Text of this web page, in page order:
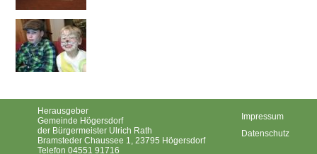
Herausgeber
Gemeinde Högersdorf
der Bürgermeister Ulrich Rath
Bramsteder Chaussee 1, 23795 Högersdorf
Telefon 04551 91716
Impressum
Datenschutz